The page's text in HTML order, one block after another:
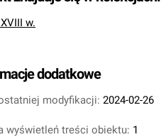
w.
dodatkowe
modyfikacji: 2024-02-26
wyświetleń treści obiektu: 1